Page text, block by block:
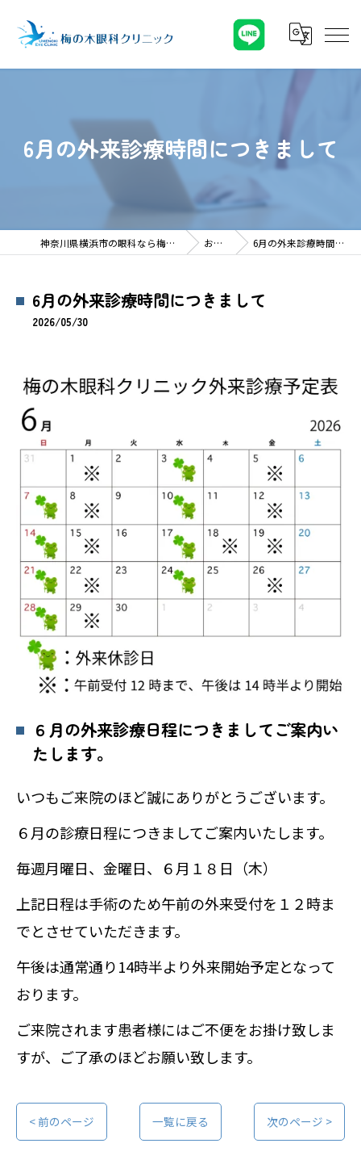
6月の外来診療時間につきまして
神奈川県横浜市の眼科なら梅の木眼科クリニック お知らせ 6月の外来診療時間につきまして
6月の外来診療時間につきまして
2026/05/30
６月の外来診療日程につきましてご案内い
たします。
いつもご来院のほど誠にありがとうございます。
６月の診療日程につきましてご案内いたします。
毎週月曜日、金曜日、６月１８日（木）
上記日程は手術のため午前の外来受付を１２時ま
でとさせていただきます。
午後は通常通り14時半より外来開始予定となって
おります。
ご来院されます患者様にはご不便をお掛け致しま
すが、ご了承のほどお願い致します。
< 前のページ 一覧に戻る 次のページ >